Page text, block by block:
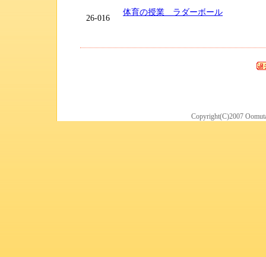
26-016
体育の授業 ラダーボール
Copyright(C)2007